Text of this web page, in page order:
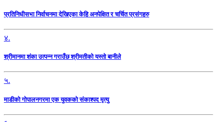
प्रतिनिधीसभा निर्वाचनमा देखिएका केहि अनपेक्षित र चर्चित प्रसंगहरु
४.
श्रीमानमा शंका उत्पन्न गराउँछ श्रीमतीको यस्तो बानीले
५.
माडीको गोपालनगरमा एक युवकको संकाश्पद मृत्यु